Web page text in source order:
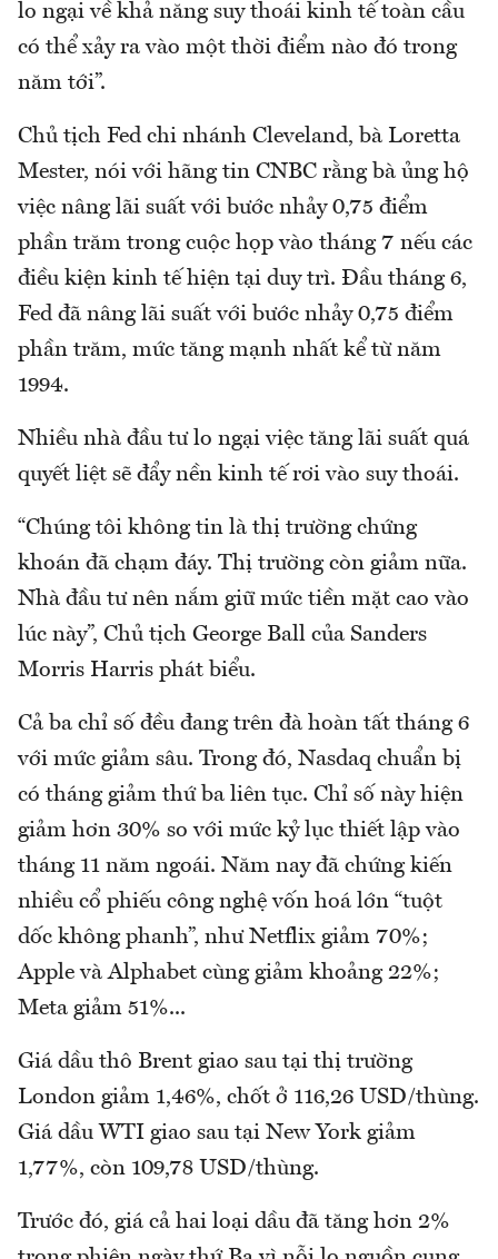
lo ngại về khả năng suy thoái kinh tế toàn cầu
có thể xảy ra vào một thời điểm nào đó trong
năm tới”.
Chủ tịch Fed chi nhánh Cleveland, bà Loretta
Mester, nói với hãng tin CNBC rằng bà ủng hộ
việc nâng lãi suất với bước nhảy 0,75 điểm
phần trăm trong cuộc họp vào tháng 7 nếu các
điều kiện kinh tế hiện tại duy trì. Đầu tháng 6,
Fed đã nâng lãi suất với bước nhảy 0,75 điểm
phần trăm, mức tăng mạnh nhất kể từ năm
1994.
Nhiều nhà đầu tư lo ngại việc tăng lãi suất quá
quyết liệt sẽ đẩy nền kinh tế rơi vào suy thoái.
“Chúng tôi không tin là thị trường chứng
khoán đã chạm đáy. Thị trường còn giảm nữa.
Nhà đầu tư nên nắm giữ mức tiền mặt cao vào
lúc này”, Chủ tịch George Ball của Sanders
Morris Harris phát biểu.
Cả ba chỉ số đều đang trên đà hoàn tất tháng 6
với mức giảm sâu. Trong đó, Nasdaq chuẩn bị
có tháng giảm thứ ba liên tục. Chỉ số này hiện
giảm hơn 30% so với mức kỷ lục thiết lập vào
tháng 11 năm ngoái. Năm nay đã chứng kiến
nhiều cổ phiếu công nghệ vốn hoá lớn “tuột
dốc không phanh”, như Netflix giảm 70%;
Apple và Alphabet cùng giảm khoảng 22%;
Meta giảm 51%...
Giá dầu thô Brent giao sau tại thị trường
London giảm 1,46%, chốt ở 116,26 USD/thùng.
Giá dầu WTI giao sau tại New York giảm
1,77%, còn 109,78 USD/thùng.
Trước đó, giá cả hai loại dầu đã tăng hơn 2%